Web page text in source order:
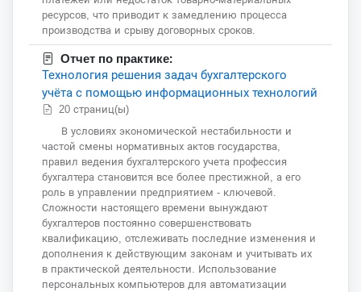
ресурсов, что приводит к замедлению процесса
производства и срыву договорных сроков.
Отчет по практике:
Технология решения задач бухгалтерского
учёта с помощью информационных технологий
20 страниц(ы)
В условиях экономической нестабильности и
частой смены нормативных актов государства,
правил ведения бухгалтерского учета профессия
бухгалтера становится все более престижной, а его
роль в управлении предприятием - ключевой.
Сложности настоящего времени вынуждают
бухгалтеров постоянно совершенствовать
квалификацию, отслеживать последние изменения и
дополнения к действующим законам и учитывать их
в практической деятельности. Использование
персональных компьютеров для автоматизации